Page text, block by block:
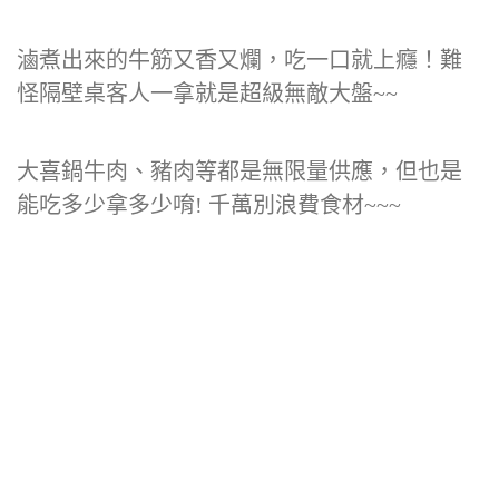
滷煮出來的牛筋又香又爛，吃一口就上癮！難
怪隔壁桌客人一拿就是超級無敵大盤~~
大喜鍋牛肉、豬肉等都是無限量供應，但也是
能吃多少拿多少唷! 千萬別浪費食材~~~